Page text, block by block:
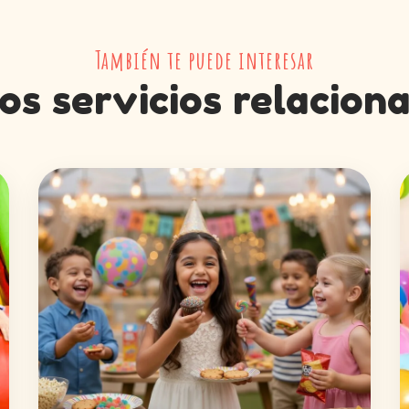
También te puede interesar
servicios